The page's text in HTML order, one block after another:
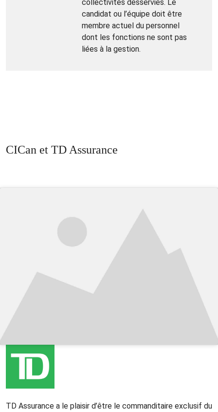
collectivités desservies. Le
candidat ou l’équipe doit être
membre actuel du personnel
dont les fonctions ne sont pas
liées à la gestion.
CICan et TD Assurance
TD Assurance a le plaisir d’être le commanditaire exclusif du